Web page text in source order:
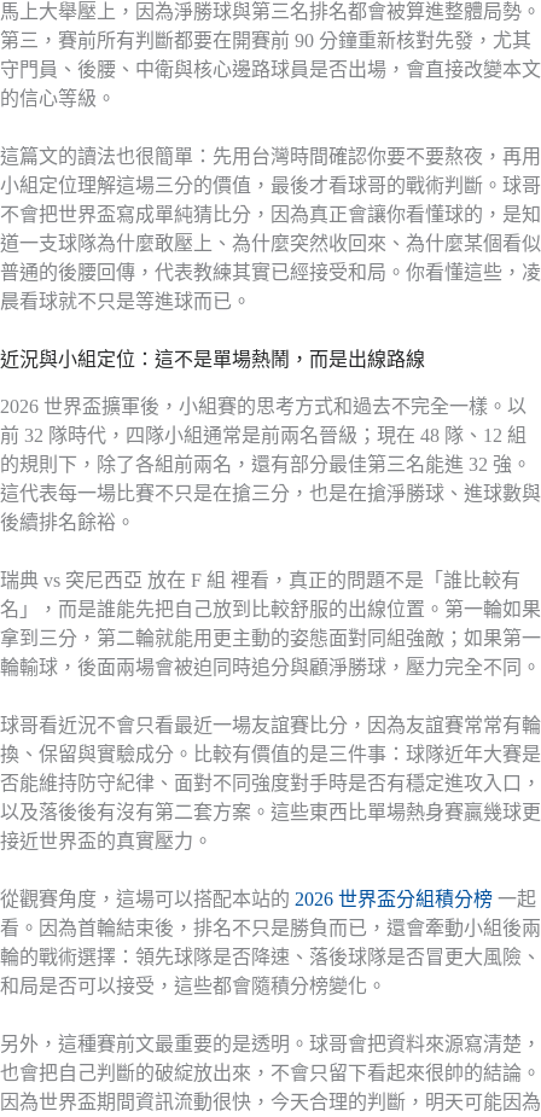
馬上大舉壓上，因為淨勝球與第三名排名都會被算進整體局勢。
第三，賽前所有判斷都要在開賽前 90 分鐘重新核對先發，尤其
守門員、後腰、中衛與核心邊路球員是否出場，會直接改變本文
的信心等級。
這篇文的讀法也很簡單：先用台灣時間確認你要不要熬夜，再用
小組定位理解這場三分的價值，最後才看球哥的戰術判斷。球哥
不會把世界盃寫成單純猜比分，因為真正會讓你看懂球的，是知
道一支球隊為什麼敢壓上、為什麼突然收回來、為什麼某個看似
普通的後腰回傳，代表教練其實已經接受和局。你看懂這些，凌
晨看球就不只是等進球而已。
近況與小組定位：這不是單場熱鬧，而是出線路線
2026 世界盃擴軍後，小組賽的思考方式和過去不完全一樣。以
前 32 隊時代，四隊小組通常是前兩名晉級；現在 48 隊、12 組
的規則下，除了各組前兩名，還有部分最佳第三名能進 32 強。
這代表每一場比賽不只是在搶三分，也是在搶淨勝球、進球數與
後續排名餘裕。
瑞典 vs 突尼西亞 放在 F 組 裡看，真正的問題不是「誰比較有
名」，而是誰能先把自己放到比較舒服的出線位置。第一輪如果
拿到三分，第二輪就能用更主動的姿態面對同組強敵；如果第一
輪輸球，後面兩場會被迫同時追分與顧淨勝球，壓力完全不同。
球哥看近況不會只看最近一場友誼賽比分，因為友誼賽常常有輪
換、保留與實驗成分。比較有價值的是三件事：球隊近年大賽是
否能維持防守紀律、面對不同強度對手時是否有穩定進攻入口，
以及落後後有沒有第二套方案。這些東西比單場熱身賽贏幾球更
接近世界盃的真實壓力。
從觀賽角度，這場可以搭配本站的 2026 世界盃分組積分榜 一起
看。因為首輪結束後，排名不只是勝負而已，還會牽動小組後兩
輪的戰術選擇：領先球隊是否降速、落後球隊是否冒更大風險、
和局是否可以接受，這些都會隨積分榜變化。
另外，這種賽前文最重要的是透明。球哥會把資料來源寫清楚，
也會把自己判斷的破綻放出來，不會只留下看起來很帥的結論。
因為世界盃期間資訊流動很快，今天合理的判斷，明天可能因為